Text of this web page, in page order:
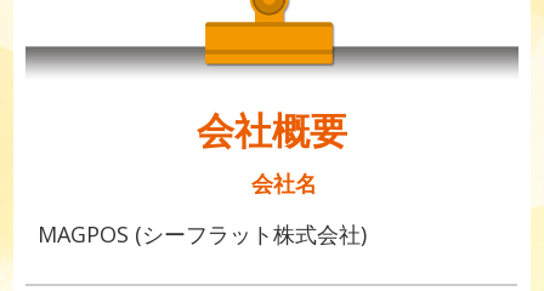
会社概要
会社名
MAGPOS (シーフラット株式会社)